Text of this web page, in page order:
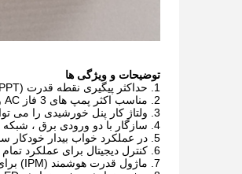
توضیحات و ویژگی ها
1. حداکثر پیگیری نقطه قدرت (MPPT) با سرعت پاسخ سریع و راندمان عملکرد پایدار> 99.6
2. مناسب اکثر پمپ های 3 فاز AC و پمپ های AC PMSM و IM.
3. ولتاژ کار پنل خورشیدی را می توان با ردیابی دستی یا MPPT به طور خودکار تنظیم کرد
4. سازگار با دو ورودی برق ، شبکه AC و منبع تغذیه DC
5. در عملکرد خواب بیدار خودکار ساخته شده است
6. کنترل دیجیتال برای عملکرد تمام اتوماتیک ، ذخیره اطلاعات و عملکردهای محافظتی
7. ماژول قدرت هوشمند (IPM) برای مدار اصلی